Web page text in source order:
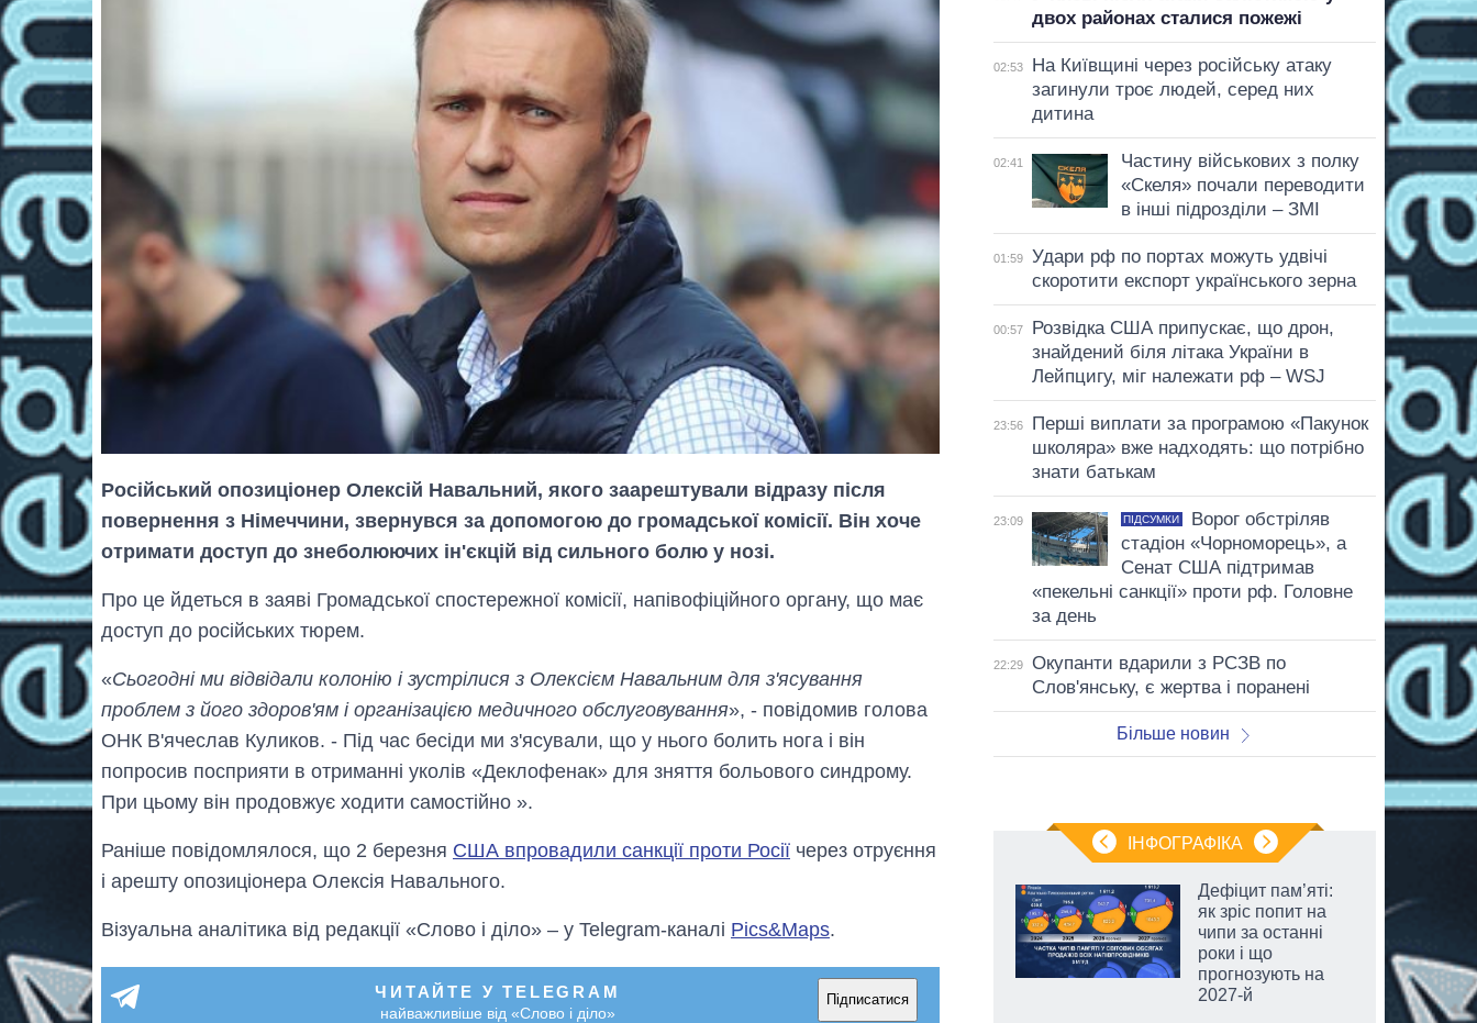
Російський опозиціонер Олексій Навальний, якого заарештували відразу після
повернення з Німеччини, звернувся за допомогою до громадської комісії. Він хоче
отримати доступ до знеболюючих ін'єкцій від сильного болю у нозі.
Про це йдеться в заяві Громадської спостережної комісії, напівофіційного органу, що має
доступ до російських тюрем.
«Сьогодні ми відвідали колонію і зустрілися з Олексієм Навальним для з'ясування
проблем з його здоров'ям і організацією медичного обслуговування», - повідомив голова
ОНК В'ячеслав Куликов. - Під час бесіди ми з'ясували, що у нього болить нога і він
попросив посприяти в отриманні уколів «Деклофенак» для зняття больового синдрому.
При цьому він продовжує ходити самостійно ».
Раніше повідомлялося, що 2 березня США впровадили санкції проти Росії через отруєння
і арешту опозиціонера Олексія Навального.
Візуальна аналітика від редакції «Слово і діло» – у Telegram-каналі Pics&Maps.
ЧИТАЙТЕ У TELEGRAM
найважливіше від «Слово і діло»
Підписатися
двох районах сталися пожежі
02:53
На Київщині через російську атаку
загинули троє людей, серед них
дитина
02:41
Частину військових з полку
«Скеля» почали переводити
в інші підрозділи – ЗМІ
01:59
Удари рф по портах можуть удвічі
скоротити експорт українського зерна
00:57
Розвідка США припускає, що дрон,
знайдений біля літака України в
Лейпцигу, міг належати рф – WSJ
23:56
Перші виплати за програмою «Пакунок
школяра» вже надходять: що потрібно
знати батькам
23:09 ПІДСУМКИ
Ворог обстріляв
стадіон «Чорноморець», а
Сенат США підтримав
«пекельні санкції» проти рф. Головне
за день
22:29
Окупанти вдарили з РСЗВ по
Слов'янську, є жертва і поранені
Більше новин
ІНФОГРАФІКА
за літо: Київ та
головною ціллю
рф
Дефіцит пам’яті:
як зріс попит на
чипи за останні
роки і що
прогнозують на
2027-й